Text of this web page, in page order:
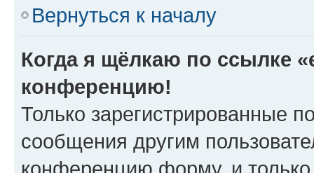
Вернуться к началу
Когда я щёлкаю по ссылке
конференцию!
Только зарегистрированные
сообщения другим